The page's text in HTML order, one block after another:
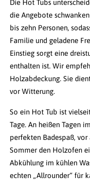
Die Hot Tubs
die Angebote
bis zehn Personen,
Familie und geladene
Einstieg sorgt eine
enthalten ist. Wir
Holzabdeckung. Sie
vor Witterung.
So ein Hot Tub ist
Tage. An heißen Tagen
perfekten Badespaß,
Sommer den Holzofen
Abkühlung im kühlen
echten „Allrounder“ für